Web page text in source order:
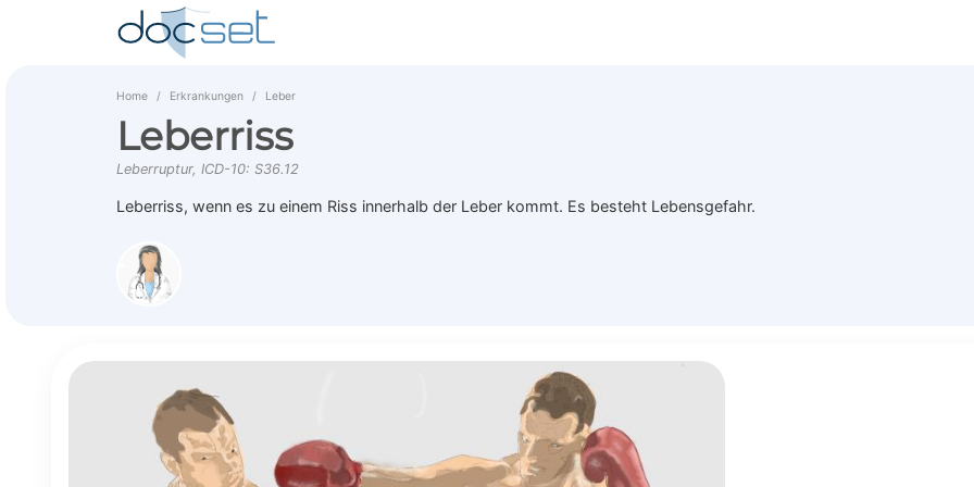
Home Erkrankungen Leber
Leberriss
Leberruptur, ICD-10: S36.12
Leberriss, wenn es zu einem Riss innerhalb der Leber kommt. Es besteht Lebensgefahr.